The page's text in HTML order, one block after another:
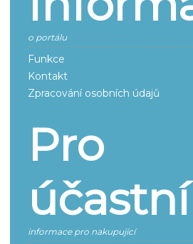
o portálu
Funkce
Kontakt
Zpracování osobních údajů
Pro
informace pro nakupující